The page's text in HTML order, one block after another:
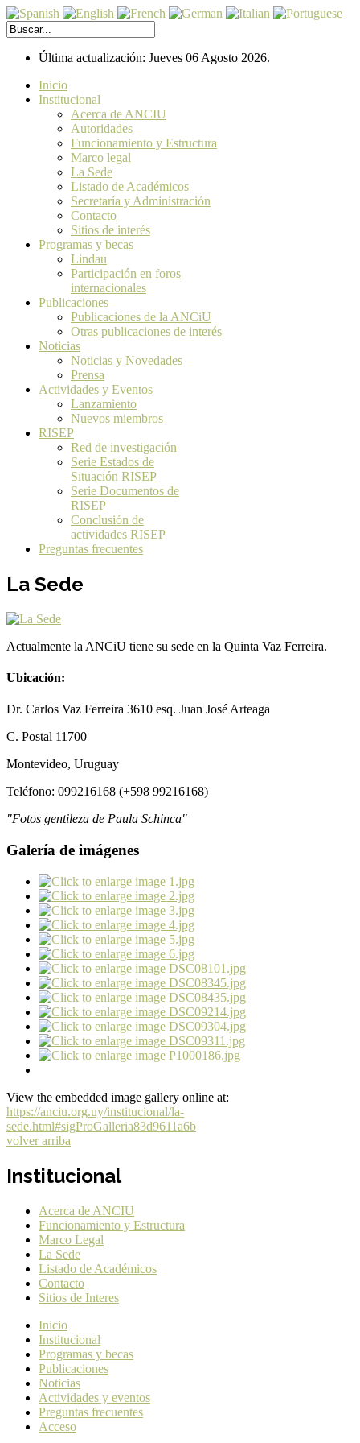
Última actualización: Jueves 06 Agosto 2026.
Inicio
Institucional
Acerca de ANCIU
Autoridades
Funcionamiento y Estructura
Marco legal
La Sede
Listado de Académicos
Secretaría y Administración
Contacto
Sitios de interés
Programas y becas
Lindau
Participación en foros
internacionales
Publicaciones
Publicaciones de la ANCiU
Otras publicaciones de interés
Noticias
Noticias y Novedades
Prensa
Actividades y Eventos
Lanzamiento
Nuevos miembros
RISEP
Red de investigación
Serie Estados de
Situación RISEP
Serie Documentos de
RISEP
Conclusión de
actividades RISEP
Preguntas frecuentes
La Sede
Actualmente la ANCiU tiene su sede en la Quinta Vaz Ferreira.
Ubicación:
Dr. Carlos Vaz Ferreira 3610 esq. Juan José Arteaga
C. Postal 11700
Montevideo, Uruguay
Teléfono: 099216168 (+598 99216168)
"Fotos gentileza de Paula Schinca"
Galería de imágenes
View the embedded image gallery online at:
https://anciu.org.uy/institucional/la-
sede.html#sigProGalleria83d9611a6b
volver arriba
Institucional
Acerca de ANCIU
Funcionamiento y Estructura
Marco Legal
La Sede
Listado de Académicos
Contacto
Sitios de Interes
Inicio
Institucional
Programas y becas
Publicaciones
Noticias
Actividades y eventos
Preguntas frecuentes
Acceso